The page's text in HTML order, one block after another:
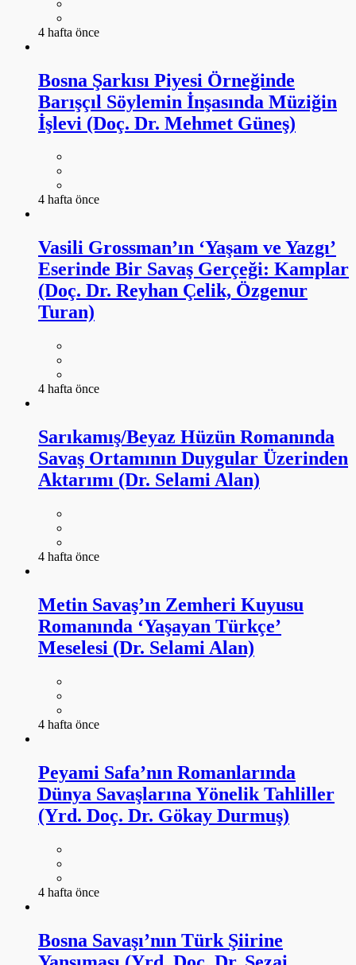
4 hafta önce
Bosna Şarkısı Piyesi Örneğinde
Barışçıl Söylemin İnşasında Müziğin
İşlevi (Doç. Dr. Mehmet Güneş)
4 hafta önce
Vasili Grossman’ın ‘Yaşam ve Yazgı’
Eserinde Bir Savaş Gerçeği: Kamplar
(Doç. Dr. Reyhan Çelik, Özgenur
Turan)
4 hafta önce
Sarıkamış/Beyaz Hüzün Romanında
Savaş Ortamının Duygular Üzerinden
Aktarımı (Dr. Selami Alan)
4 hafta önce
Metin Savaş’ın Zemheri Kuyusu
Romanında ‘Yaşayan Türkçe’
Meselesi (Dr. Selami Alan)
4 hafta önce
Peyami Safa’nın Romanlarında
Dünya Savaşlarına Yönelik Tahliller
(Yrd. Doç. Dr. Gökay Durmuş)
4 hafta önce
Bosna Savaşı’nın Türk Şiirine